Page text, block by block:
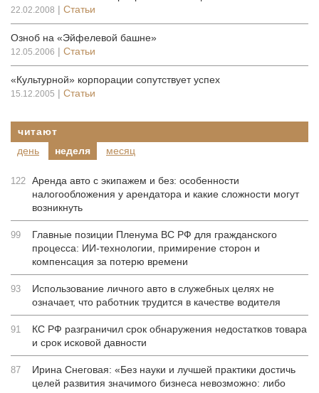
22.02.2008 | Статьи
Озноб на «Эйфелевой башне»
12.05.2006 | Статьи
«Культурной» корпорации сопутствует успех
15.12.2005 | Статьи
читают
день
неделя месяц
122 Аренда авто с экипажем и без: особенности
налогообложения у арендатора и какие сложности могут
возникнуть
99
Главные позиции Пленума ВС РФ для гражданского
процесса: ИИ-технологии, примирение сторон и
компенсация за потерю времени
93
Использование личного авто в служебных целях не
означает, что работник трудится в качестве водителя
91
КС РФ разграничил срок обнаружения недостатков товара
и срок исковой давности
87
Ирина Снеговая: «Без науки и лучшей практики достичь
целей развития значимого бизнеса невозможно: либо